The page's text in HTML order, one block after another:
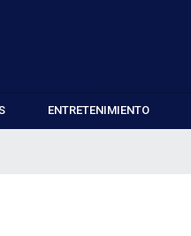
ENTRETENIMIENTO